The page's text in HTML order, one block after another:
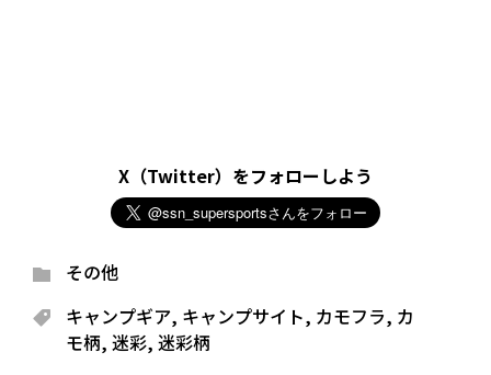
X（Twitter）をフォローしよう
その他
キャンプギア, キャンプサイト, カモフラ, カ
モ柄, 迷彩, 迷彩柄